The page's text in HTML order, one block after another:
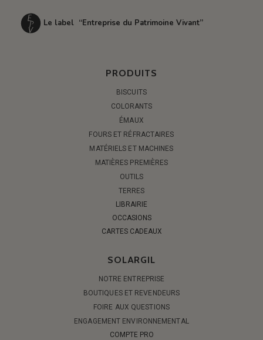
Le label “Entreprise du Patrimoine Vivant”
PRODUITS
BISCUITS
COLORANTS
ÉMAUX
FOURS ET RÉFRACTAIRES
MATÉRIELS ET MACHINES
MATIÈRES PREMIÈRES
OUTILS
TERRES
LIBRAIRIE
OCCASIONS
CARTES CADEAUX
SOLARGIL
NOTRE ENTREPRISE
BOUTIQUES ET REVENDEURS
FOIRE AUX QUESTIONS
ENGAGEMENT ENVIRONNEMENTAL
COMPTE PRO